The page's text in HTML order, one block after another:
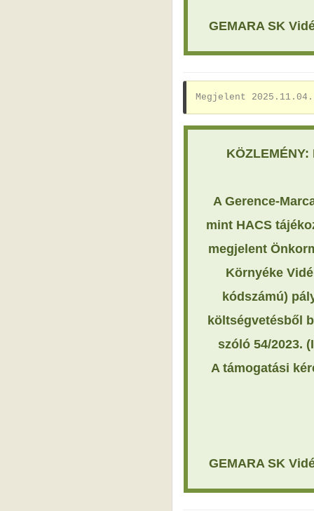
GEMARA SK
Megjelent 2025.11.04.
A Gerence-
mint HACS
megjelent
Környéke
kódszámú)
költségvetésből
szóló 54/2023.
A támogatási
GEMARA SK